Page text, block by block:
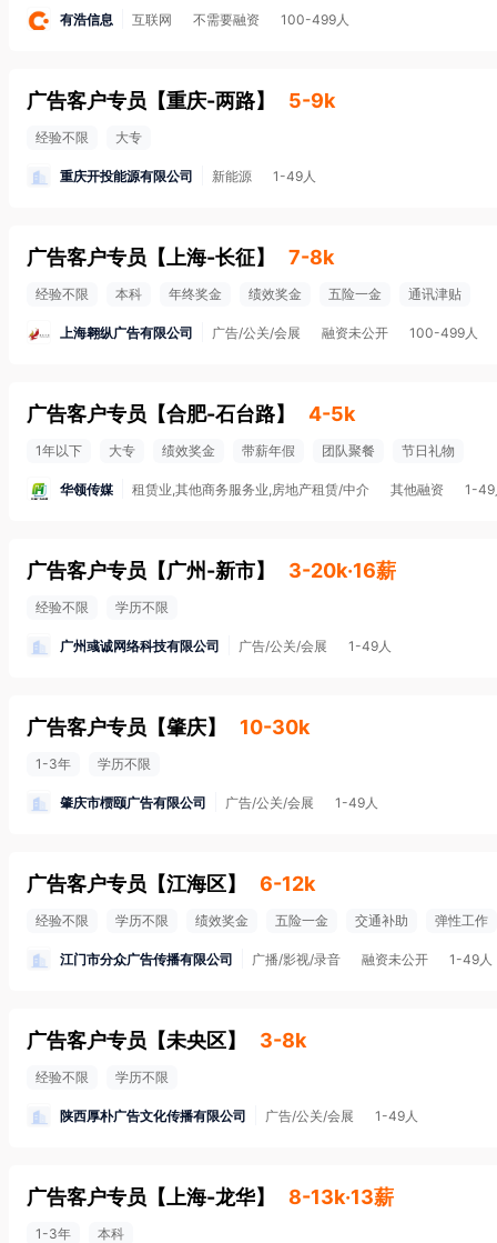
有浩信息 互联网 不需要融资 100-499人
广告客户专员 【重庆-两路】 5-9k
经验不限 大专
重庆开投能源有限公司 新能源 1-49人
广告客户专员 【 上海-长征】 7-8k
经验不限 本科 年终奖金 绩效奖金 五险一金 通讯津贴
上海翱纵广告有限公司 广告/公关/会展 融资未公开 100-499人
广告客户专员 【合肥-石台路】 4-5k
1年以下 大专 绩效奖金 带薪年假 团队聚餐 节日礼物
华领传媒 租赁业,其他商务服务业,房地产租赁/中介 其他融资 1-49
广告客户专员 【广州-新市】 3-20k·16薪
经验不限 学历不限
广州彧诚网络科技有限公司 广告/公关/会展 1-49人
广告客户专员 【肇庆】 10-30k
1-3年 学历不限
肇庆市槚颐广告有限公司 广告/公关/会展 1-49人
广告客户专员 【江海区】 6-12k
经验不限 学历不限 绩效奖金 五险一金 交通补助 弹性工作
江门市分众广告传播有限公司 广播/影视/录音 融资未公开 1-49人
广告客户专员 【未央区】 3-8k
经验不限 学历不限
陕西厚朴广告文化传播有限公司 广告/公关/会展 1-49人
广告客户专员 【 上海-龙华】 8-13k·13薪
1-3年 本科